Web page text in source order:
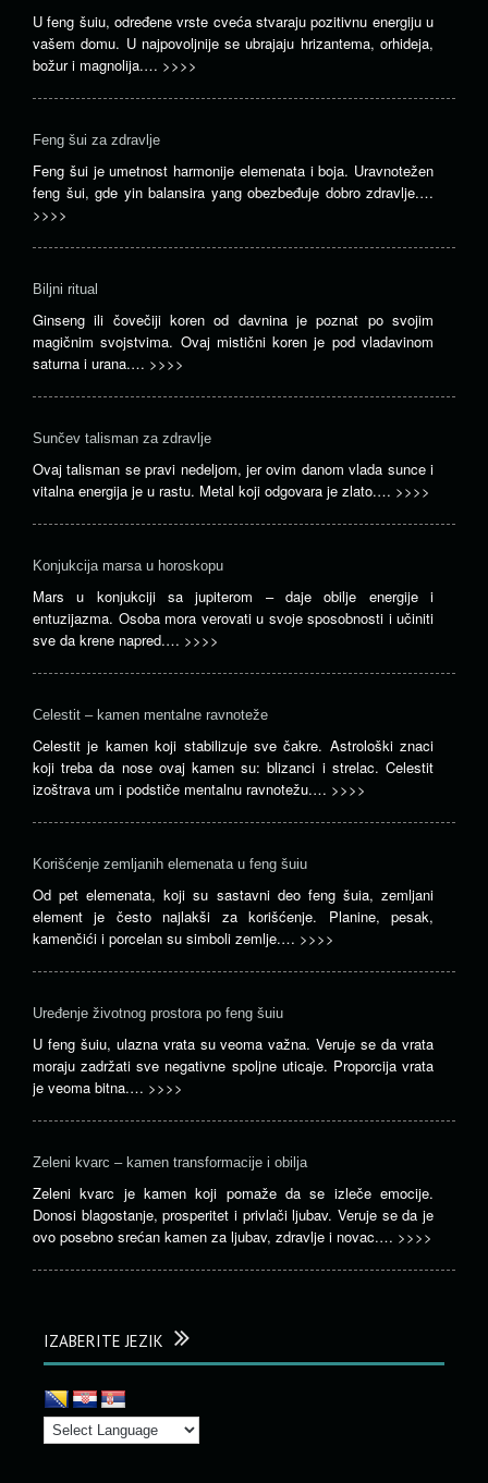
U feng šuiu, određene vrste cveća stvaraju pozitivnu energiju u
vašem domu. U najpovoljnije se ubrajaju hrizantema, orhideja,
božur i magnolija.… >>>>
Feng šui za zdravlje
Feng šui je umetnost harmonije elemenata i boja. Uravnotežen
feng šui, gde yin balansira yang obezbeđuje dobro zdravlje.…
>>>>
Biljni ritual
Ginseng ili čovečiji koren od davnina je poznat po svojim
magičnim svojstvima. Ovaj mistični koren je pod vladavinom
saturna i urana.… >>>>
Sunčev talisman za zdravlje
Ovaj talisman se pravi nedeljom, jer ovim danom vlada sunce i
vitalna energija je u rastu. Metal koji odgovara je zlato.… >>>>
Konjukcija marsa u horoskopu
Mars u konjukciji sa jupiterom – daje obilje energije i
entuzijazma. Osoba mora verovati u svoje sposobnosti i učiniti
sve da krene napred.… >>>>
Celestit – kamen mentalne ravnoteže
Celestit je kamen koji stabilizuje sve čakre. Astrološki znaci
koji treba da nose ovaj kamen su: blizanci i strelac. Celestit
izoštrava um i podstiče mentalnu ravnotežu.… >>>>
Korišćenje zemljanih elemenata u feng šuiu
Od pet elemenata, koji su sastavni deo feng šuia, zemljani
element je često najlakši za korišćenje. Planine, pesak,
kamenčići i porcelan su simboli zemlje.… >>>>
Uređenje životnog prostora po feng šuiu
U feng šuiu, ulazna vrata su veoma važna. Veruje se da vrata
moraju zadržati sve negativne spoljne uticaje. Proporcija vrata
je veoma bitna.… >>>>
Zeleni kvarc – kamen transformacije i obilja
Zeleni kvarc je kamen koji pomaže da se izleče emocije.
Donosi blagostanje, prosperitet i privlači ljubav. Veruje se da je
ovo posebno srećan kamen za ljubav, zdravlje i novac.… >>>>
IZABERITE JEZIK